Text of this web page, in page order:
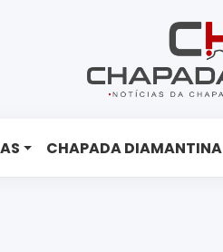
CHAPADA DIAMANTINA